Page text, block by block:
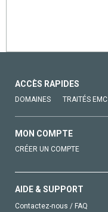
ACCÈS RAPIDES
DOMAINES TRAITÉS EMC
MON COMPTE
CRÉER UN COMPTE
AIDE & SUPPORT
Contactez-nous / FAQ